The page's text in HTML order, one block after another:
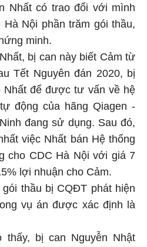
Nhất có trao đổi với mình
Nội phần trăm gói thầu,
minh.
bị can này biết Cảm từ
Tết Nguyên đán 2020, bị
Nhất để được tư vấn về hệ
động của hãng Qiagen -
đang sử dụng. Sau đó,
việc Nhất bán Hệ thống
cho CDC Hà Nội với giá 7
lợi nhuận cho Cảm.
thầu bị CQĐT phát hiện
vụ án được xác định là
thấy, bị can Nguyễn Nhật